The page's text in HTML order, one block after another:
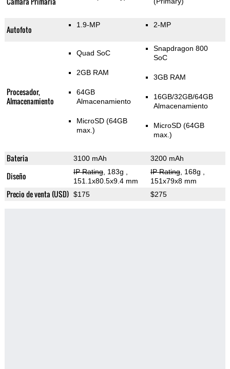
Autofoto 1.9-MP 2-MP
Procesador,
Almacenamiento
Quad SoC
2GB RAM
64GB
Almacenamiento
MicroSD (64GB
max.)
Snapdragon 800
SoC
3GB RAM
16GB/32GB/64GB
Almacenamiento
MicroSD (64GB
max.)
Bateria 3100 mAh 3200 mAh
Diseño IP Rating, 183g
151.1x80.5x9.4 mm
IP Rating, 168g
151x79x8 mm
Precio de venta (USD) $175 $275